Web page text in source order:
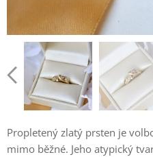
Propletený zlatý prsten je
mimo běžné. Jeho atypický